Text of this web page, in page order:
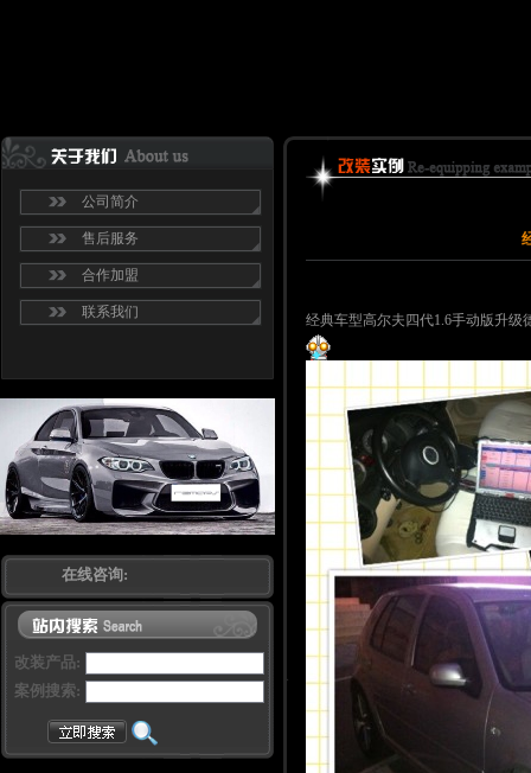
公司简介
售后服务
合作加盟
联系我们
在线咨询:
改装产品:
案例搜索:
经典车型高尔夫四代1.6手动版升级